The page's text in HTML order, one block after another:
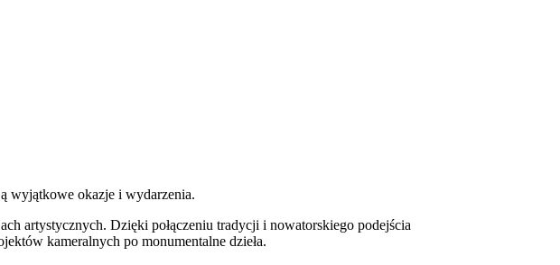
wyjątkowe okazje i wydarzenia.
artystycznych. Dzięki połączeniu tradycji i nowatorskiego podejścia
kameralnych po monumentalne dzieła.